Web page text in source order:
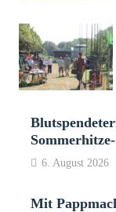
6. August 2026
Mit